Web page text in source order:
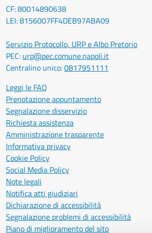
CF: 80014890638
LEI: 8156007FF4DEB97ABA09
Servizio Protocollo, URP e Albo Pretorio
PEC: urp@pec.comune.napoli.it
Centralino unico:0817951111
Leggi le FAQ
Prenotazione appuntamento
Segnalazione disservizio
Richiesta assistenza
Amministrazione trasparente
Informativa privacy
Cookie Policy
Social Media Policy
Note legali
Notifica atti giudiziari
Dichiarazione di accessibilità
Segnalazione problemi di accessibilità
Piano di miglioramento del sito